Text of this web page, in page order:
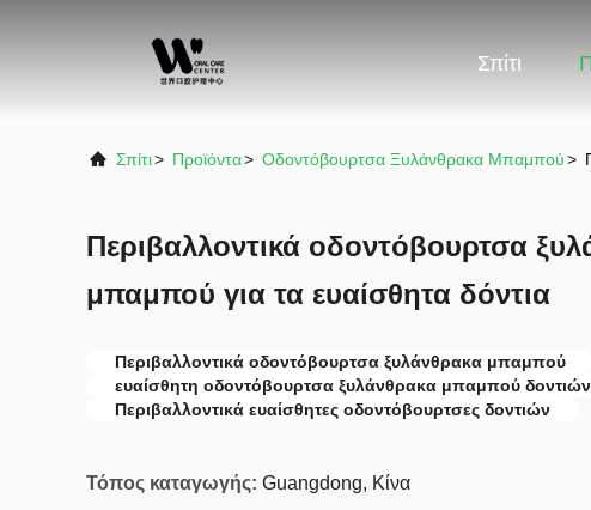
Σπίτι
Σπίτι> Προϊόντα> Οδοντόβουρτσα Ξυλάνθρακα Μπαμπού>
Περιβαλλοντικά οδοντόβουρτσα
μπαμπού για τα ευαίσθητα δόντια
Περιβαλλοντικά οδοντόβουρτσα ξυλάνθρακα μπαμπού
ευαίσθητη οδοντόβουρτσα ξυλάνθρακα μπαμπού δοντιών
Περιβαλλοντικά ευαίσθητες οδοντόβουρτσες δοντιών
Τόπος καταγωγής: Guangdong, Κίνα